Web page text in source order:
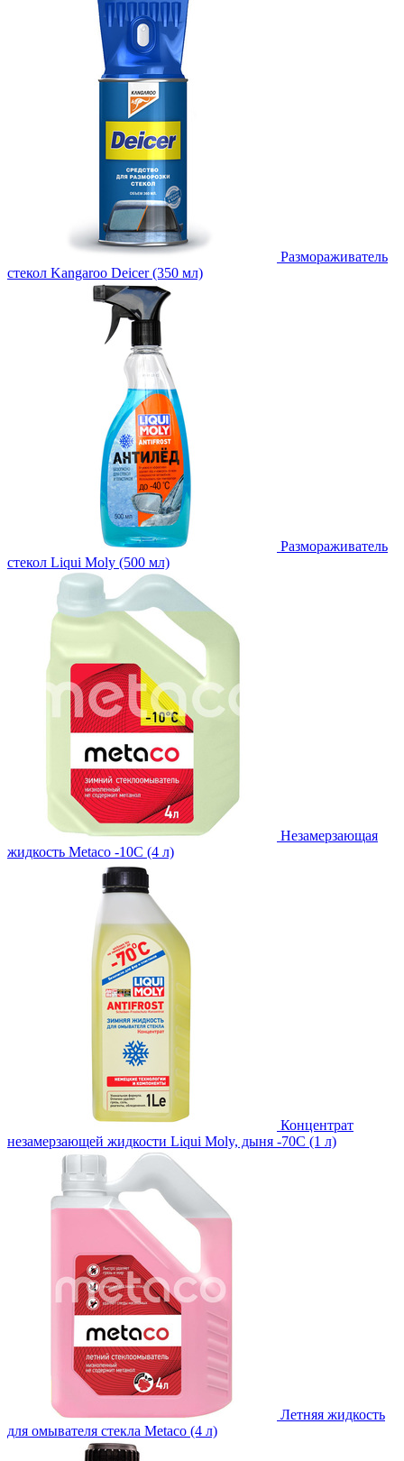
Размораживатель
стекол Kangaroo Deicer (350 мл)
Размораживатель
стекол Liqui Moly (500 мл)
Незамерзающая
жидкость Metaco -10C (4 л)
Концентрат
незамерзающей жидкости Liqui Moly, дыня -70С (1 л)
Летняя жидкость
для омывателя стекла Metaco (4 л)